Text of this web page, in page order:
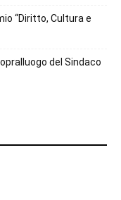
“Diritto, Cultura e
del Sindaco